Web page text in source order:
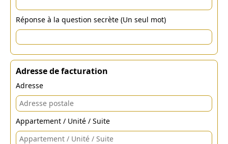
Réponse à la question secrète (Un seul mot)
Adresse de facturation
Adresse
Appartement / Unité / Suite